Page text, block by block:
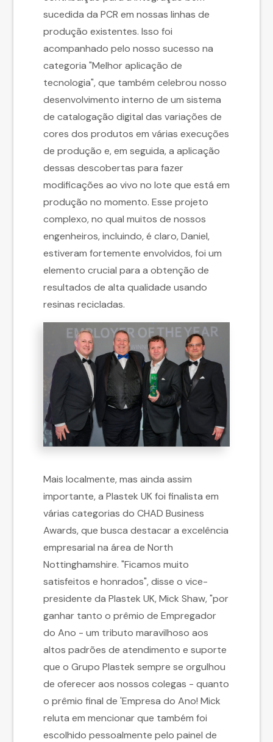
sucedida da PCR em nossas linhas de
produção existentes. Isso foi
acompanhado pelo nosso sucesso na
categoria "Melhor aplicação de
tecnologia", que também celebrou nosso
desenvolvimento interno de um sistema
de catalogação digital das variações de
cores dos produtos em várias execuções
de produção e, em seguida, a aplicação
dessas descobertas para fazer
modificações ao vivo no lote que está em
produção no momento. Esse projeto
complexo, no qual muitos de nossos
engenheiros, incluindo, é claro, Daniel,
estiveram fortemente envolvidos, foi um
elemento crucial para a obtenção de
resultados de alta qualidade usando
resinas recicladas.
Mais localmente, mas ainda assim
importante, a Plastek UK foi finalista em
várias categorias do CHAD Business
Awards, que busca destacar a excelência
empresarial na área de North
Nottinghamshire. "Ficamos muito
satisfeitos e honrados", disse o vice-
presidente da Plastek UK, Mick Shaw, "por
ganhar tanto o prêmio de Empregador
do Ano - um tributo maravilhoso aos
altos padrões de atendimento e suporte
que o Grupo Plastek sempre se orgulhou
de oferecer aos nossos colegas - quanto
o prêmio final de 'Empresa do Ano! Mick
reluta em mencionar que também foi
escolhido pessoalmente pelo painel de